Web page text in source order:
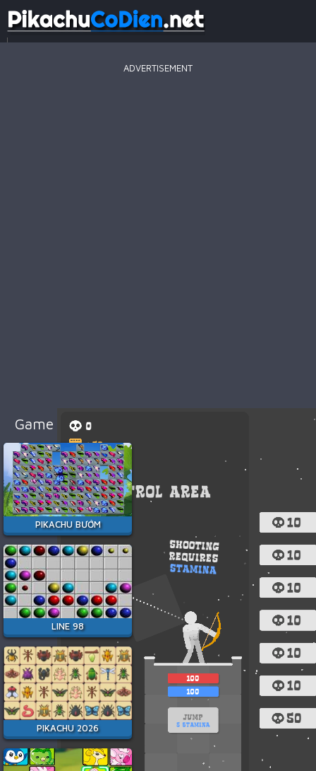
Game
Đua
Xe
Game
Minecraft
Game
Among
Us
Game
Trang
Game
.IO
Game
Hành
Động
ADVERTISEMENT
Game Hay Nhất
PIKACHU BƯỚM
LINE 98
PIKACHU 2026